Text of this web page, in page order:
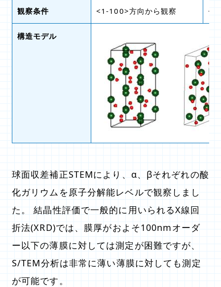
観察条件 <1-100>方向から観察
構造モデル
球面収差補正STEMにより、α、βそれぞれの酸
化ガリウムを原子分解能レベルで観察しまし
た。 結晶性評価で一般的に用いられるX線回
折法(XRD)では、膜厚がおよそ100nmオーダ
ー以下の薄膜に対しては測定が困難ですが、
S/TEM分析は非常に薄い薄膜に対しても測定
が可能です。